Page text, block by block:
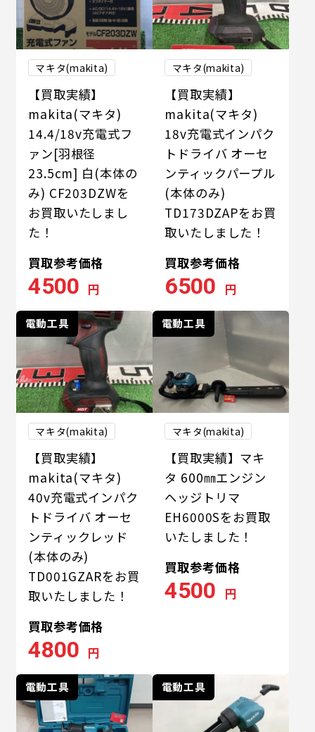
マキタ(makita)
【買取実績】
makita(マキタ)
14.4/18v充電式フ
ァン[羽根径
23.5cm] 白(本体の
み) CF203DZWを
お買取いたしまし
た！
買取参考価格
4500 円
マキタ(makita)
【買取実績】
makita(マキタ)
18v充電式インパク
トドライバ オーセ
ンティックパープル
(本体のみ)
TD173DZAPをお買
取いたしました！
買取参考価格
6500 円
電動工具
マキタ(makita)
【買取実績】
makita(マキタ)
40v充電式インパク
トドライバ オーセ
ンティックレッド
(本体のみ)
TD001GZARをお買
取いたしました！
買取参考価格
4800 円
電動工具
マキタ(makita)
【買取実績】マキ
タ 600㎜エンジン
ヘッジトリマ
EH6000Sをお買取
いたしました！
買取参考価格
4500 円
電動工具 電動工具